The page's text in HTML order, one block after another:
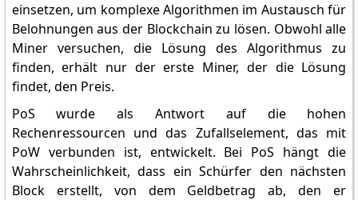
einsetzen, um komplexe Algorithmen im Austausch für
Belohnungen aus der Blockchain zu lösen. Obwohl alle
Miner versuchen, die Lösung des Algorithmus zu
finden, erhält nur der erste Miner, der die Lösung
findet, den Preis.
PoS wurde als Antwort auf die hohen
Rechenressourcen und das Zufallselement, das mit
PoW verbunden ist, entwickelt. Bei PoS hängt die
Wahrscheinlichkeit, dass ein Schürfer den nächsten
Block erstellt, von dem Geldbetrag ab, den er